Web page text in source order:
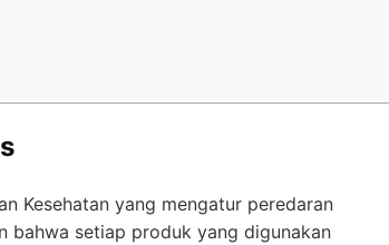
Kesehatan yang mengatur peredaran
bahwa setiap produk yang digunakan